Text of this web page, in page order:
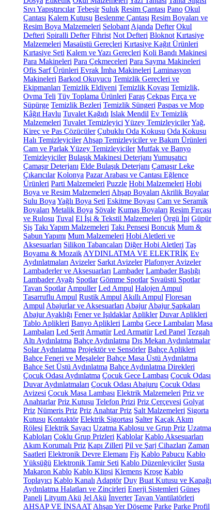
Sıvı Yapıştırıcılar Tebeşir Suluk Resim Çantası Pano Okul
Çantası Kalem Kutusu Beslenme Çantası Resim Boyaları ve
Resim Boya Malzemeleri Selobant Ajanda Defter Okul
Defteri Spiralli Defter Fihrist Not Defteri Bloknot Kırtasiye
Malzemeleri Masaüstü Gereçleri Kırtasiye Kağıt Ürünleri
Kırtasiye Seti Kalem ve Yazı Gereçleri Koli Bandı Makinesi
Para Makineleri Para Çekmeceleri Para Sayma Makineleri
Ofis Sarf Ürünleri Evrak İmha Makineleri Laminasyon
Makineleri Barkod Okuyucu Temizlik Gereçleri ve
Ekipmanları Temizlik Eldiveni Temizlik Kovası Temizlik,
Ovma Teli Tüy Toplama Ürünleri Faraş Çekpas Fırça ve
Süpürge Temizlik Bezleri Temizlik Süngeri Paspas ve Mop
Kâğıt Havlu Tuvalet Kağıdı Islak Mendil Ev Temizlik
Malzemeleri Tuvalet Temizleyici Yüzey TemizleyicilerYağ,
Kireç ve Pas Çözücüler Çubuklu Oda Kokusu Oda Kokusu
Halı Temizleyiciler Ahşap Temizleyiciler ve Bakım Ürünleri
Cam ve Parlak Yüzey Temizleyiciler Mutfak ve Banyo
Temizleyiciler Bulaşık Makinesi Deterjanı Yumuşatıcı
Çamaşır Deterjanı Elde Bulaşık Deterjanı Çamaşır Leke
Çıkarıcılar Kolonya Pazar Arabası ve Çantası Eğlence
Ürünleri Parti Malzemeleri Puzzle Hobi Malzemeleri Hobi
Boya ve Resim Malzemeleri Ahşap Boyaları Akrilik Boyalar
Sulu Boya Yağlı Boya Seti Eskitme Boyası Cam ve Seramik
Boyaları Metalik Boya Şövale Kumaş Boyaları Resim Fırçası
ve Rulosu Tuval El İşi & Tekstil Malzemeleri Örgü İpi Güpür
Şiş Takı Yapım Malzemeleri Takı Pensesi Boncuk Mum &
Sabun Yapımı Mum Malzemeleri Hobi Aletleri ve
Aksesuarları Silikon Tabancaları Diğer Hobi Aletleri Taş
Boyama & Mozaik AYDINLATMA VE ELEKTRİK Ev
Aydınlatmaları Avizeler Sarkıt Avizeler Plafonyer Avizeler
Lambaderler ve Aksesuarları Lambader Lambader Başlığı
Lambader Ayağı Spotlar Gömme Spotlar Sıvaüstü Spotlar
Tavan Spotlar Ampuller Led Ampul Halojen Ampul
Tasarruflu Ampul Rustik Ampul Akıllı Ampul Floresan
Ampul Abajurlar ve Aksesuarları Abajur Abajur Şapkaları
Abajur Ayaklığı Fener ve Işıldaklar Aplikler Duvar Aplikleri
Tablo Aplikleri Banyo Aplikleri Lamba Gece Lambaları Masa
Lambaları Led Şerit Armatür Led Armatür Led Panel Tezgah
Altı Aydınlatma Bahçe Aydınlatma Dış Mekan Aydınlatmalar
Solar Aydınlatma Projektör ve Sensörler Bahçe Aplikleri
Bahçe Feneri ve Meşaleler Bahçe Masa Üstü Aydınlatma
Bahçe Set Üstü Aydınlatma Bahçe Aydınlatma Direkleri
Çocuk Odası Aydınlatma Çocuk Gece Lambası Çocuk Odası
Duvar Aydınlatmaları Çocuk Odası Abajuru Çocuk Odası
Avizesi Çocuk Masa Lambası Elektrik Malzemeleri Priz ve
Anahtarlar Priz Kutusu Telefon Prizi Priz Çerçevesi Golyat
Priz Nümeris Priz Priz Anahtar Priz Şalt Malzemeleri Sigorta
Kutusu Kontaktör Elektrik Sigortası Şalter Kaçak Akım
Rölesi Elektrik Sayacı Uzatma Kablosu ve Grup Priz Uzatma
Kabloları Çoklu Grup Prizleri Kablolar Kablo Aksesuarları
Akım Korumalı Priz Kapı Zilleri Pil ve Şarj Cihazları Zaman
Saatleri Elektronik Devre Elemanı Fiş Kablo Pabucu Kablo
Yüksüğü Elektronik Tamir Seti Kablo Düzenleyiciler Susta
Makaron Kablo Kablo Klipsi Klemens Kroşe Kablo
Toplayıcı Kablo Kanalı Adaptör Duy Buat Kutusu ve Kapağı
Aydınlatma Halatları ve Zincirleri Enerji Sistemleri Güneş
Paneli Lityum Akü Jel Akü İnverter Tavan Vantilatörleri
AHŞAP VE İNŞAAT Ahşap Yer Döşeme Parke Parke Profil